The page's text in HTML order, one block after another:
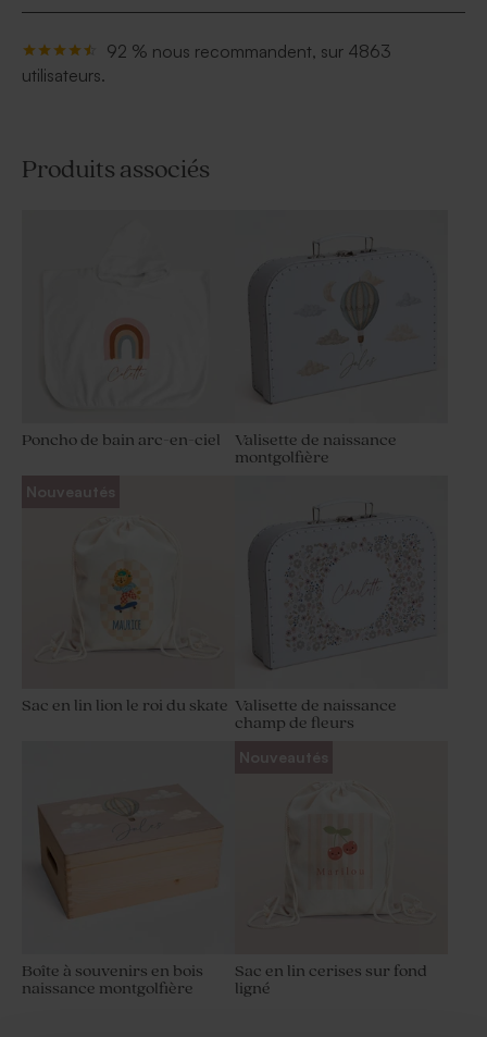
92 % nous recommandent, sur 4863
utilisateurs.
Produits associés
Poncho de bain arc-en-ciel
Valisette de naissance
montgolfière
Nouveautés
Sac en lin lion le roi du skate Valisette de naissance
champ de fleurs
Boîte à souvenirs en bois
naissance montgolfière
Nouveautés
Sac en lin cerises sur fond
ligné